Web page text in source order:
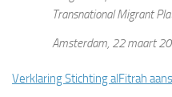
Transnational Migrant
Amsterdam, 22 maart
Verklaring Stichting alFitrah